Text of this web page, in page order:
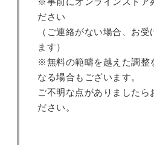
ださい
（ご連絡がない場合、お
ます）
※無料の範疇を越えた調整
なる場合もございます。
ご不明な点がありましたら
ださい。